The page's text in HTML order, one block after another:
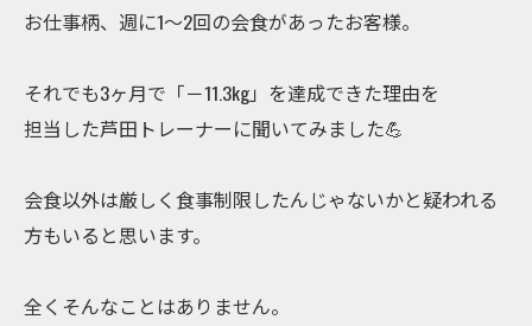
お仕事柄、週に1～2回の会食があったお客様。
それでも3ヶ月で「－11.3kg」を達成できた理由を
担当した芦田トレーナーに聞いてみました💪
会食以外は厳しく食事制限したんじゃないかと疑われる
方もいると思います。
全くそんなことはありません。